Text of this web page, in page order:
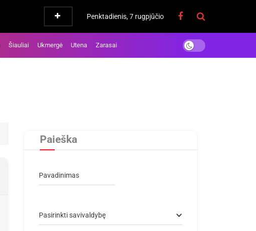
Penktadienis, 7 rugpjūčio
Šiauliai Ukmergė Utena Zarasai
Paieška
Pavadinimas
Pasirinkti savivaldybę